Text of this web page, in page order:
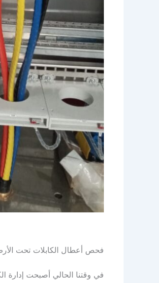
فحص أعطال الكابلات تحت
في وقتنا الحالي أصبحت إدارة